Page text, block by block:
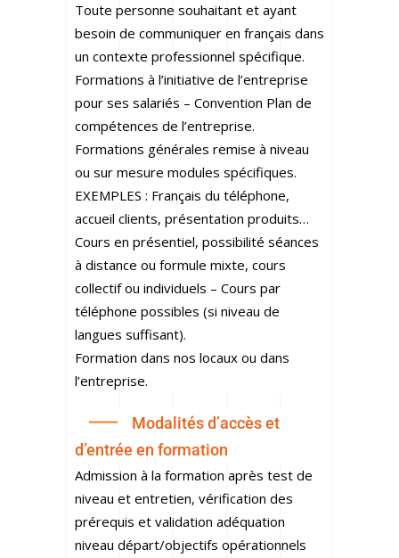
Toute personne souhaitant et ayant
besoin de communiquer en français dans
un contexte professionnel spécifique.
Formations à l’initiative de l’entreprise
pour ses salariés – Convention Plan de
compétences de l’entreprise.
Formations générales remise à niveau
ou sur mesure modules spécifiques.
EXEMPLES : Français du téléphone,
accueil clients, présentation produits…
Cours en présentiel, possibilité séances
à distance ou formule mixte, cours
collectif ou individuels – Cours par
téléphone possibles (si niveau de
langues suffisant).
Formation dans nos locaux ou dans
l’entreprise.
Modalités d’accès et
d’entrée en formation
Admission à la formation après test de
niveau et entretien, vérification des
prérequis et validation adéquation
niveau départ/objectifs opérationnels